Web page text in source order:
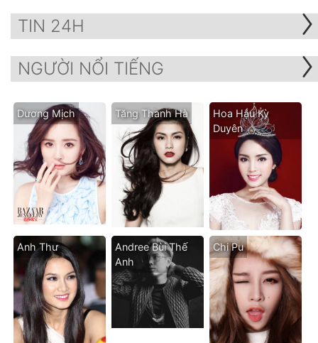
TIN 24H
NGƯỜI NỔI TIẾNG
Dương Mịch Tăng Thanh Hà
Hoa Hậu Kỳ
Duyên
Anh Thư
Andree Bùi Thế
Anh
Chi Pu